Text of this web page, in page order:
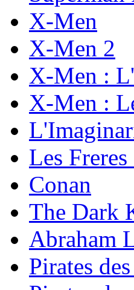
X-Men
X-Men 2
X-Men :
X-Men :
Les
Conan
The Dark
Abraham
Pirates